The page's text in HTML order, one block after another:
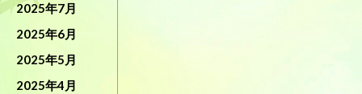
2025年7月
2025年6月
2025年5月
2025年4月